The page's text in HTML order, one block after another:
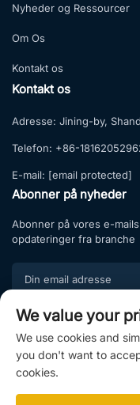
Nyheder og Ressourcer
Om Os
Kontakt os
Kontakt os
Adresse: Jining-by,
Telefon: +86-
E-mail: [email protected]
Abonner på nyheder
Abonner på vores e-
opdateringer fra branche
Tilmeld dig vores
professionel rådgivning.
We value your
We use cookies and
you don't want to
cookies.